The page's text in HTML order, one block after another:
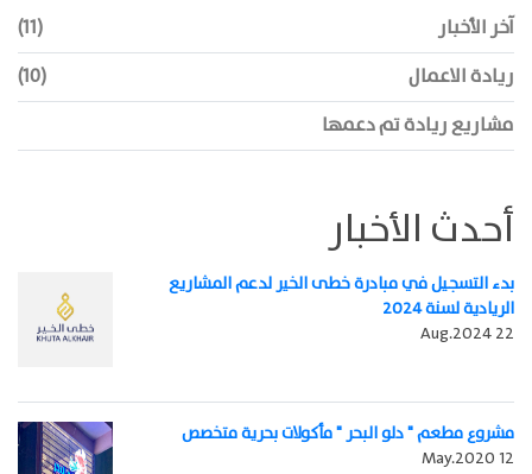
آخر الأخبار
(11)
ريادة الاعمال
(10)
مشاريع ريادة تم دعمها
أحدث الأخبار
بدء التسجيل في مبادرة خطى الخير لدعم المشاريع
الريادية لسنة 2024
Aug.2024 22
مشروع مطعم " دلو البحر " مأكولات بحرية متخصص
May.2020 12